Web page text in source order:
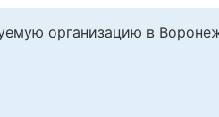
организацию в